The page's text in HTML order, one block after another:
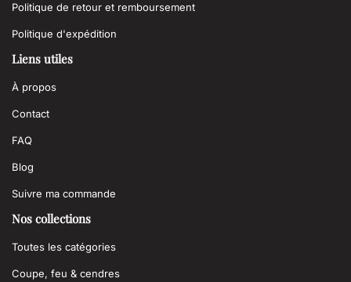
Politique de retour et remboursement
Politique d'expédition
Liens utiles
À propos
Contact
FAQ
Blog
Suivre ma commande
Nos collections
Toutes les catégories
Coupe, feu & cendres